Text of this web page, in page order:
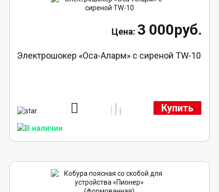
3 000руб.
Электрошокер «Оса-Аларм» с сиреной TW-10
Купить